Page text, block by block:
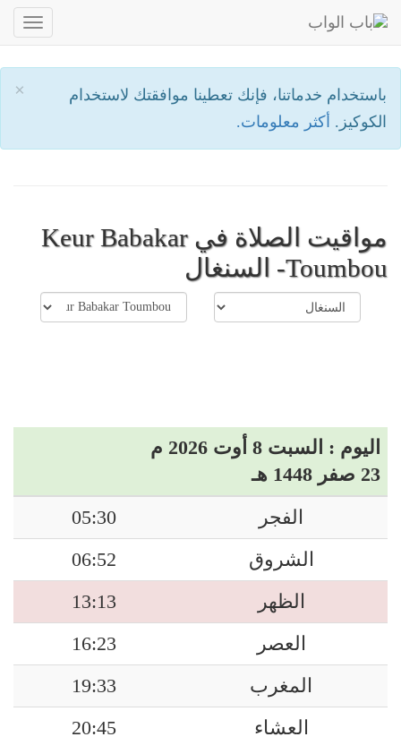
×
باستخدام خدماتنا، فإنك تعطينا موافقتك لاستخدام
الكوكيز. أكثر معلومات.
مواقيت الصلاة في Keur Babakar
Toumbou- السنغال
اليوم : السبت 8 أوت 2026 م
23 صفر 1448 هـ
الفجر
05:30
الشروق
06:52
الظهر
13:13
العصر
16:23
المغرب
19:33
العشاء
20:45